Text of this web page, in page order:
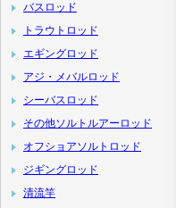
バスロッド
トラウトロッド
エギングロッド
アジ・メバルロッド
シーバスロッド
その他ソルトルアーロッド
オフショアソルトロッド
ジギングロッド
清流竿